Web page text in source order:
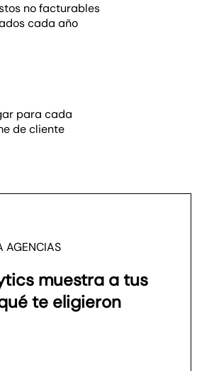
no facturables
cada año
para cada
de cliente
AGENCIAS
muestra a tus
te eligieron